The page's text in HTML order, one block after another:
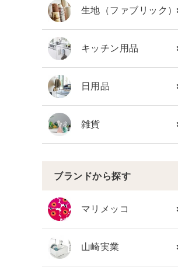
ガイドライン
生地（ファブリック）
キッチン用品
日用品
雑貨
ブランドから探す
マリメッコ
山崎実業